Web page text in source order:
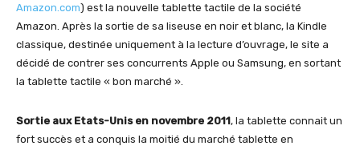
Amazon.com) est la nouvelle tablette tactile de la société
Amazon. Après la sortie de sa liseuse en noir et blanc, la Kindle
classique, destinée uniquement à la lecture d’ouvrage, le site a
décidé de contrer ses concurrents Apple ou Samsung, en sortant
la tablette tactile « bon marché ».
Sortie aux Etats-Unis en novembre 2011, la tablette connait un
fort succès et a conquis la moitié du marché tablette en